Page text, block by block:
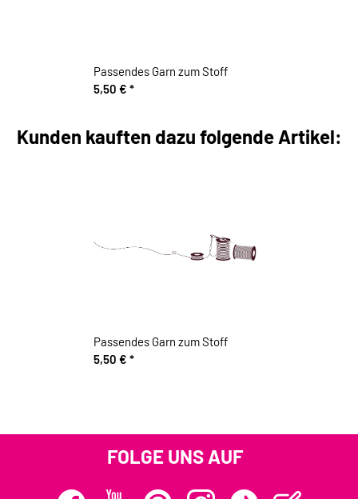
Passendes Garn zum Stoff
5,50 € *
Kunden kauften dazu folgende Artikel:
Passendes Garn zum Stoff
5,50 € *
FOLGE UNS AUF